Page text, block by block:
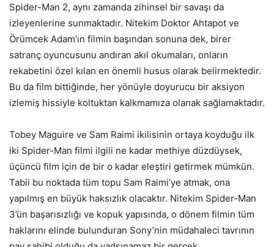
Spider-Man 2, aynı zamanda zihinsel bir savaşı da
izleyenlerine sunmaktadır. Nitekim Doktor Ahtapot ve
Örümcek Adam’ın filmin başından sonuna dek, birer
satranç oyuncusunu andıran akıl okumaları, onların
rekabetini özel kılan en önemli husus olarak belirmektedir.
Bu da film bittiğinde, her yönüyle doyurucu bir aksiyon
izlemiş hissiyle koltuktan kalkmamıza olanak sağlamaktadır.
Tobey Maguire ve Sam Raimi ikilisinin ortaya koyduğu ilk
iki Spider-Man filmi ilgili ne kadar methiye düzdüysek,
üçüncü film için de bir o kadar eleştiri getirmek mümkün.
Tabii bu noktada tüm topu Sam Raimi’ye atmak, ona
yapılmış en büyük haksızlık olacaktır. Nitekim Spider-Man
3’ün başarısızlığı ve kopuk yapısında, o dönem filmin tüm
haklarını elinde bulunduran Sony’nin müdahaleci tavrının